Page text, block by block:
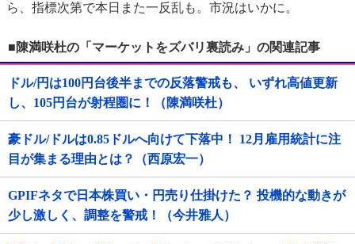
ら、指標次第で本日また一反乱も。市況はいかに。
■陳満咲杜の「マーケットをズバリ裏読み」の関連記事
ドル/円は100円台後半までの反落警戒も、 いずれ高値更新
し、105円台が射程圏に！（陳満咲杜）
豪ドル/ドルは0.85ドルへ向けて下落中！ 12月雇用統計に注
目が集まる理由とは？（西原宏一）
GPIFネタで日本株買い・円売り仕掛けた？ 投機的な動きが
少し激しく、調整を警戒！（今井雅人）